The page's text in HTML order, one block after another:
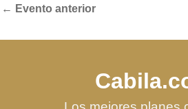
← Evento anterior